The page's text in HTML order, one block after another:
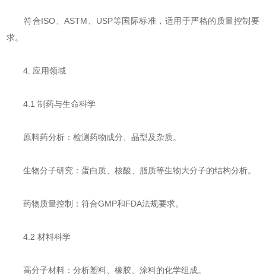
符合ISO、ASTM、USP等国际标准，适用于严格的质量控制要
求。
​​4. 应用领域​​
​​4.1 制药与生命科学​​
​​原料药分析​​：检测药物成分、晶型及杂质。
​​生物分子研究​​：蛋白质、核酸、脂质等生物大分子的结构分析。
​​药物质量控制​​：符合GMP和FDA法规要求。
​​4.2 材料科学​​
​​高分子材料​​：分析塑料、橡胶、涂料的化学组成。